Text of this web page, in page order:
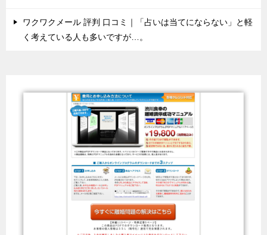
ワクワクメール 評判 口コミ｜「占いは当てにならない」と軽
く考えている人も多いですが…。